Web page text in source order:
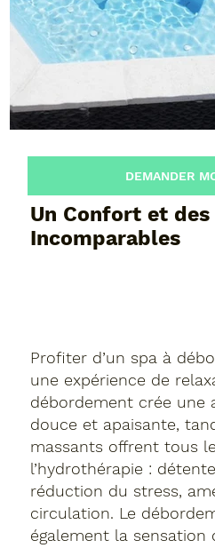
Un Confort et des
Incomparables
Profiter d’un spa à
une expérience de
débordement crée une
douce et apaisante,
massants offrent tous
l’hydrothérapie :
réduction du stress,
circulation. Le
également la sensation
DEMANDER